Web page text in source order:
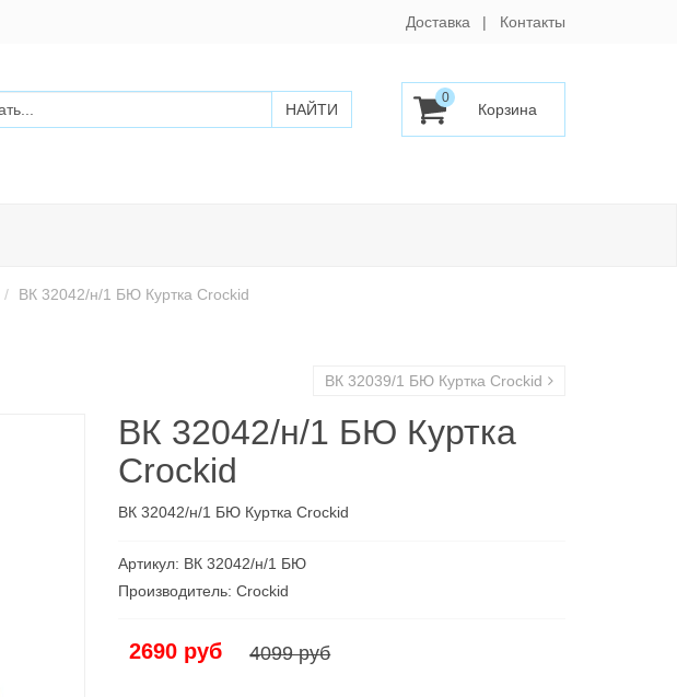
Доставка Контакты
0
ВК 32042/н/1 БЮ Куртка Crockid
ВК 32039/1 БЮ Куртка Crockid
ВК 32042/н/1 БЮ Куртка
Crockid
ВК 32042/н/1 БЮ Куртка Crockid
Артикул: ВК 32042/н/1 БЮ
Производитель: Croсkid
4099 руб
2690 руб